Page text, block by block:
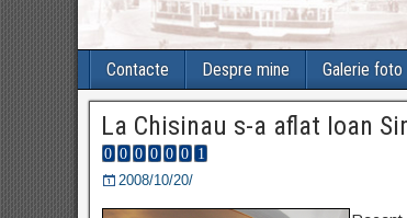
Contacte Despre mine Galerie foto
La Chisinau s-a aflat Ioan
2008/10/20/